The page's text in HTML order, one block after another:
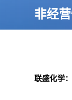
非经
联盛化学